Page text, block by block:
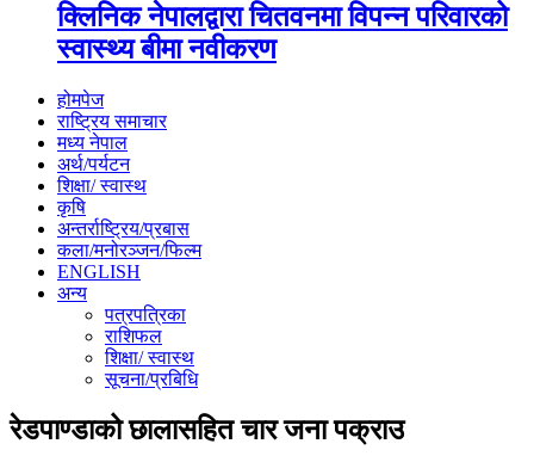
क्लिनिक नेपालद्वारा चितवनमा विपन्न परिवारको
स्वास्थ्य बीमा नवीकरण
होमपेज
राष्ट्रिय समाचार
मध्य नेपाल
अर्थ/पर्यटन
शिक्षा/ स्वास्थ
कृषि
अन्तर्राष्ट्रिय/प्रबास
कला/मनोरञ्जन/फिल्म
ENGLISH
अन्य
पत्रपत्रिका
राशिफल
शिक्षा/ स्वास्थ
सूचना/प्रबिधि
रेडपाण्डाको छालासहित चार जना पक्राउ